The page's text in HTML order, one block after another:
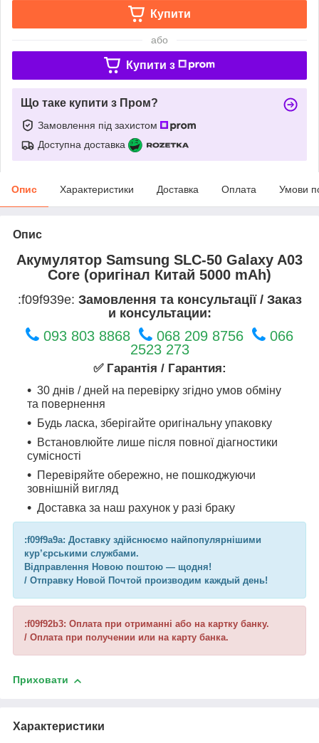
Купити
або
Купити з
Що таке купити з Пром?
Замовлення під захистом
Доступна доставка
Опис Характеристики Доставка Оплата Умови
Опис
Акумулятор Samsung SLC-50 Galaxy A03
Core (оригінал Китай 5000 mAh)
:f09f939e: Замовлення та консультації / Заказ
и консультации:
093 803 8868 068 209 8756
066
2523 273
✅ Гарантія / Гарантия:
30 днів / дней на перевірку згідно умов обміну
та повернення
Будь ласка, зберігайте оригінальну упаковку
Встановлюйте лише після повної діагностики
сумісності
Перевіряйте обережно, не пошкоджуючи
зовнішній вигляд
Доставка за наш рахунок у разі браку
:f09f9a9a: Доставку здійснюємо найпопулярнішими
кур’єрськими службами.
Відправлення Новою поштою — щодня!
/ Отправку Новой Почтой производим каждый день!
:f09f92b3: Оплата при отриманні або на картку банку.
/ Оплата при получении или на карту банка.
Приховати
Характеристики